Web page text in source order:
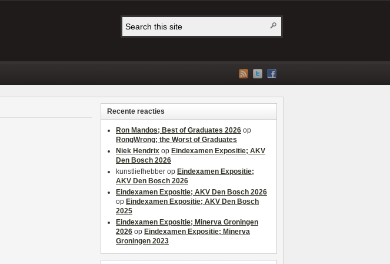
Recente reacties
Ron Mandos; Best of Graduates 2026 op
RongWrong; the Worst of Graduates
Niek Hendrix op Eindexamen Expositie; AKV
Den Bosch 2026
kunstliefhebber op Eindexamen Expositie;
AKV Den Bosch 2026
Eindexamen Expositie; AKV Den Bosch 2026
op Eindexamen Expositie; AKV Den Bosch
2025
Eindexamen Expositie; Minerva Groningen
2026 op Eindexamen Expositie; Minerva
Groningen 2023